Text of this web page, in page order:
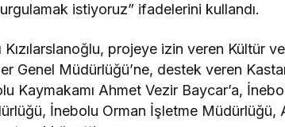
istiyoruz” ifadelerini kullandı.
Kızılarslanoğlu, projeye izin veren Kültür
Genel Müdürlüğü’ne, destek veren
Kaymakamı Ahmet Vezir Baycar’a,
İnebolu Orman İşletme Müdürlüğü,